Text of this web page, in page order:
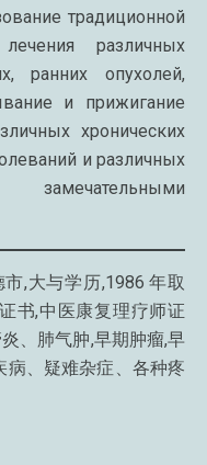
традиционной
различных
ранних опухолей,
и прижигание
хронических
и различных
,大与学历,1986 年取
书,中医康复理疗师证
、肺气肿,早期肿瘤,早
病、疑难杂症、各种疼